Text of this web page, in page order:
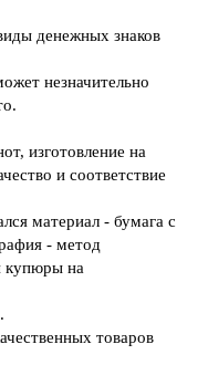
денежных знаков
незначительно
изготовление на
и соответствие
материал - бумага с
- метод
купюры на
товаров